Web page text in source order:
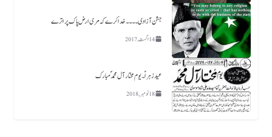
جشن آزادی ۔۔۔۔خدا کرے کہ مری ارض پاک پر اترے
14 اگست, 2017
عید زہراؑ ۔ یوم مختار آل محمد ؐ مبارک
18 نومبر, 2018